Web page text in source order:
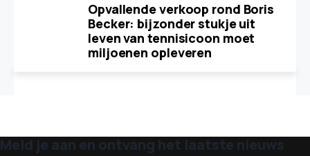
Opvallende verkoop rond Boris
Becker: bijzonder stukje uit
leven van tennisicoon moet
miljoenen opleveren
Meld je aan en ontvang het laatste nieuws